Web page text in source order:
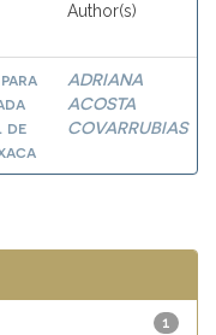
Author(s)
de
ADRIANA
ACOSTA
COVARRUBIAS
1